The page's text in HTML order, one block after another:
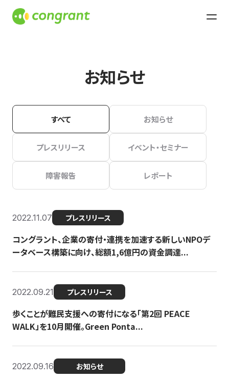
お知らせ
すべて お知らせ
プレスリリース イベント・セミナー
障害報告 レポート
2022.11.07 プレスリリース
コングラント、企業の寄付・連携を加速する新しいNPOデ
ータベース構築に向け、総額1,6億円の資金調達...
2022.09.21 プレスリリース
歩くことが難民支援への寄付になる「第2回 PEACE
WALK」を10月開催。Green Ponta...
2022.09.16 お知らせ